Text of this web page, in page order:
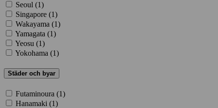
Seoul (1)
Singapore (1)
Wakayama (1)
Yamagata (1)
Yeosu (1)
Yokohama (1)
Städer och byar
Futaminoura (1)
Hanamaki (1)